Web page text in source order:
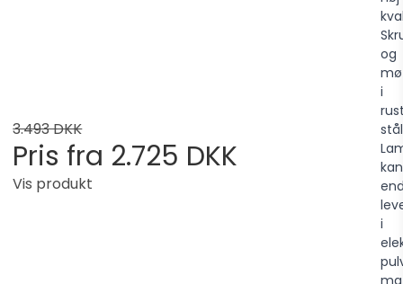
3.493 DKK
Pris fra 2.725 DKK
Vis produkt
og
i
kan
i